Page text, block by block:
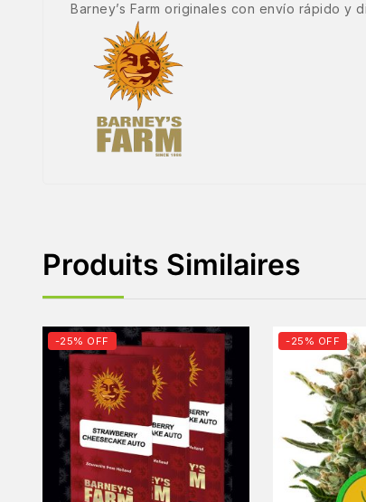
Barney’s Farm originales con envío rápido y
Produits Similaires
-25% OFF -25% OFF